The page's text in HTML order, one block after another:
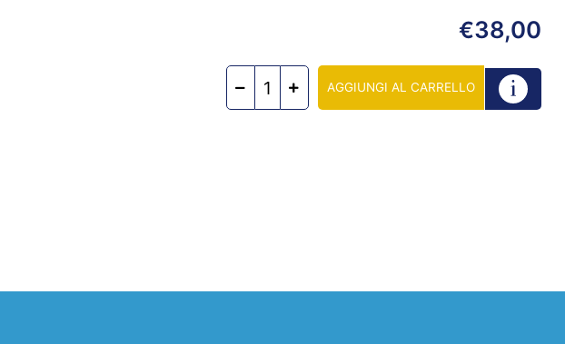
€38,00
AGGIUNGI AL CARRELLO